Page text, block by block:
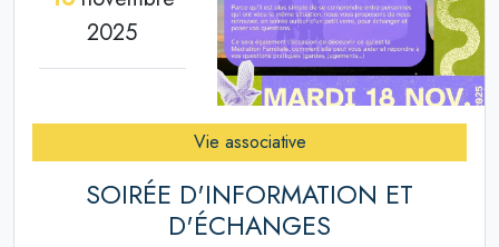
2025
Vie associative
SOIRÉE D'INFORMATION ET
D'ÉCHANGES